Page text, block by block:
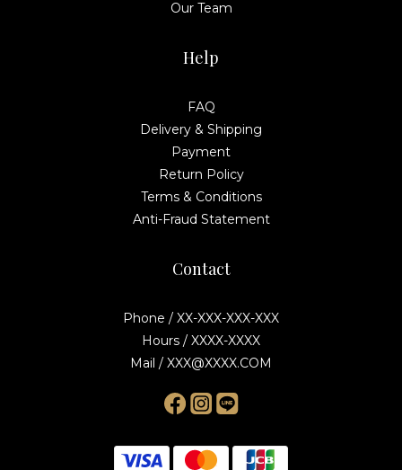
Our Team
Help
FAQ
Delivery & Shipping
Payment
Return Policy
Terms & Conditions
Anti-Fraud Statement
Contact
Phone / XX-XXX-XXX-XXX
Hours / XXXX-XXXX
Mail / XXX@XXXX.COM